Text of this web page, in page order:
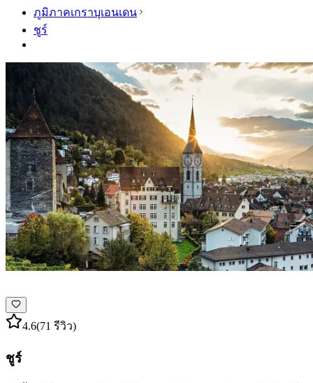
ภูมิภาคเกราบุเอนเดน
ชูร์
4.6(71 รีวิว)
ชูร์